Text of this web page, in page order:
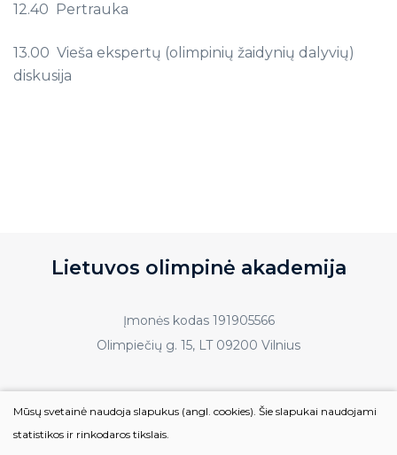
12.40 Pertrauka
13.00 Vieša ekspertų (olimpinių žaidynių dalyvių)
diskusija
Lietuvos olimpinė akademija
Įmonės kodas 191905566
Olimpiečių g. 15, LT 09200 Vilnius
Tel.:+370 698 75221
El. paštas: info@loa.lt
Mūsų svetainė naudoja slapukus (angl. cookies). Šie slapukai naudojami
statistikos ir rinkodaros tikslais.